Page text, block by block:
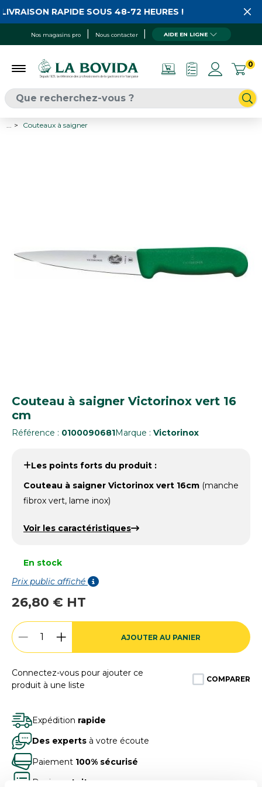
Nos magasins pro Nous contacter AIDE EN LIGNE
0
RAPIDE SOUS 48-72 HEURES !
Couteaux à saigner
Couteau à saigner Victorinox vert 16
cm
Référence : 0100090681Marque : Victorinox
Les points forts du produit :
Couteau à saigner Victorinox vert 16cm (manche
fibrox vert, lame inox)
Voir les caractéristiques
En stock
Prix public affiché
26,80 € HT
AJOUTER AU PANIER
Connectez-vous pour ajouter ce
produit à une liste
COMPARER
Expédition rapide
Des experts à votre écoute
Paiement 100% sécurisé
Devis
gratuits